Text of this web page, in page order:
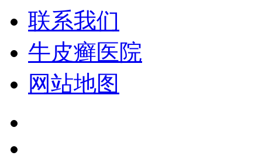
联系我们
牛皮癣医院
网站地图